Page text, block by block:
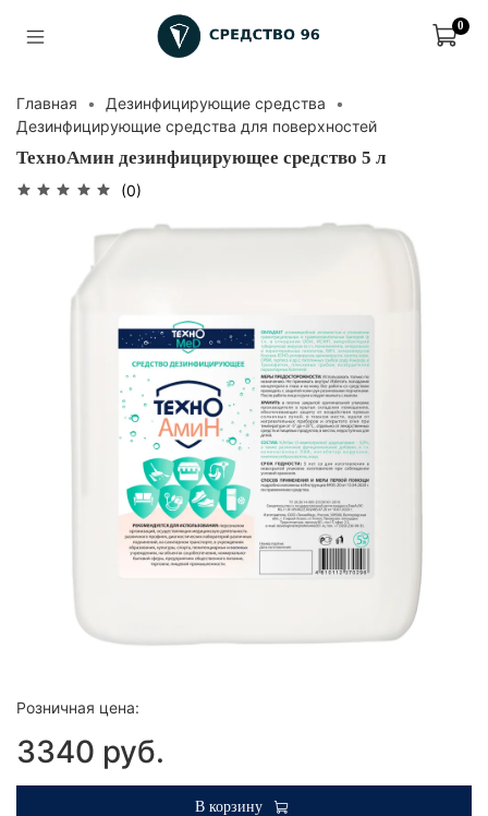
0
Главная
Дезинфицирующие средства
Дезинфицирующие средства для поверхностей
ТехноАмин дезинфицирующее средство 5 л
(0)
Розничная цена:
3340 руб.
В корзину